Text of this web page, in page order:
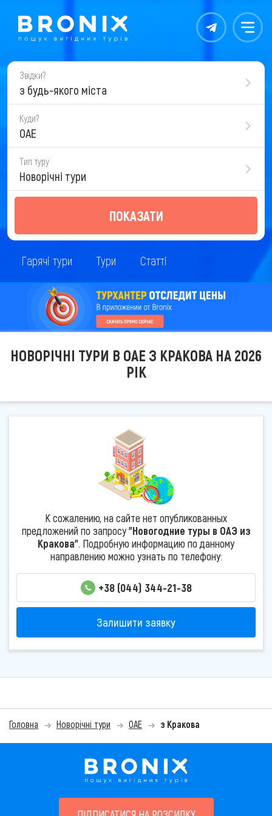
Контакты Меню
Звідки?
з будь-якого міста
Куди?
ОАЕ
Тип туру
Новорічні тури
ПОКАЗАТИ
Гарячі тури Тури Статті
НОВОРІЧНІ ТУРИ В ОАЕ З КРАКОВА НА 2026
РІК
К сожалению, на сайте нет опубликованных
предложений по запросу"Новогодние туры в ОАЭ из
Кракова". Подробную информацию по данному
направлению можно узнать по телефону:
+38 (044) 344-21-38
Залишити заявку
Головна Новорічні тури ОАЕ з Кракова